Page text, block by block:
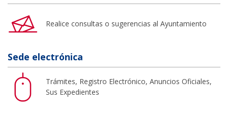
Realice consultas o sugerencias al Ayuntamiento
Sede electrónica
Trámites, Registro Electrónico, Anuncios Oficiales,
Sus Expedientes